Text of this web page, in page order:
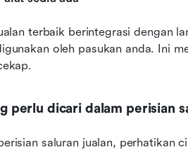
terbaik berintegrasi dengan
oleh pasukan anda. Ini
perlu dicari dalam perisian
saluran jualan, perhatikan